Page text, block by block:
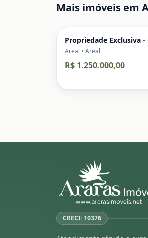
Mais imóveis em
Propriedade Exclusiva
Areal • Areal
R$ 1.250.000,00
CRECI: 10376